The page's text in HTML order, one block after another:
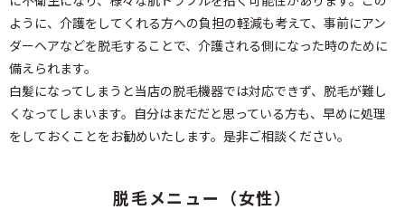
ように、介護をしてくれる方への負担の軽減も考えて、事前にアン
ダーヘアなどを脱毛することで、介護される側になった時のために
備えられます。
白髪になってしまうと当店の脱毛機器では対応できず、脱毛が難し
くなってしまいます。自分はまだだと思っている方も、早めに処理
をしておくことをお勧めいたします。是非ご相談ください。
脱毛メニュー（女性）